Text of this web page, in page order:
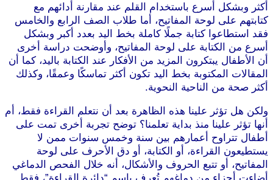
أكثر وبشكل أسرع باستخدام القلم عند مقارنة أدائهم مع
كتابتهم على لوحة المفاتيح، أما طلاب الصف الرابع والخامس
فقد استطاعوا كتابة جملًا كاملة بخط اليد بعدد أكبر وبشكل
أسرع من الكتابة على لوحة المفاتيح، وأوضحت دراسة أخرى
أن الأطفال يبتكرون المزيد من الأفكار عند الكتابة باليد، كما أن
المقالات المكتوبة بخط اليد تكون أكثر تماسكًا وعمقًا، وكذلك
أكثر صحة من الناحية النحوية.
ولكن هل تؤثر علينا هذه الظاهرة بعد أن نتعلم القراءة فقط، أم
أنها تؤثر علينا منذ بداية تعلمنا؟ توضح تجربة أخرى تمت على
أطفال تتراوح أعمارهم بين سنة وخمس سنوات ممن لا
يستطيعون القراءة، أو الكتابة، أو دق الأحرف على لوحة
المفاتيح، أو تتبع الحروف والأشكال، أنه خلال الفحص الدماغي
أضاءت أجزاء من دماغهم تُعرف باسم “دائرة القراءة”، فقط